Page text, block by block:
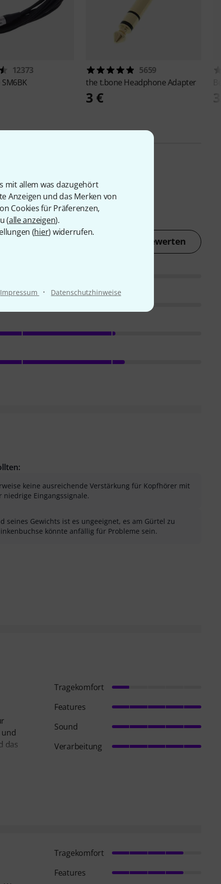
mit allem was dazugehört
Anzeigen und das Merken von
Cookies für Präferenzen,
(alle anzeigen).
(hier) widerrufen.
Impressum · Datenschutzhinweise
12373
SM6BK
5659
the t.bone Headphone Adapter
3 €
Jetzt bewerten
keine ausreichende Verstärkung für Kopfhörer mit
Eingangssignale.
seines Gewichts ist es ungeeignet, es am Gürtel zu
könnte anfällig für Probleme sein.
und
das
Tragekomfort
Features
Sound
Verarbeitung
Tragekomfort
Features